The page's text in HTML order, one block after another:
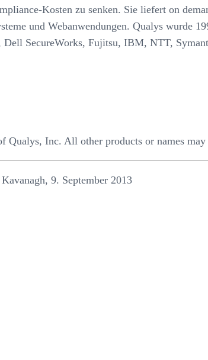
Kosten zu senken. Sie liefert on
und Webanwendungen. Qualys wurde
SecureWorks, Fujitsu, IBM, NTT,
Inc. All other products or names
9. September 2013